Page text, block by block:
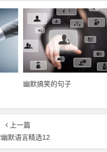
幽默搞笑的句子
上一篇
默语言精选12